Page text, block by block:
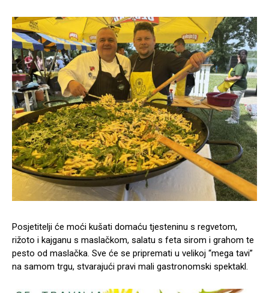
Posjetitelji će moći kušati domaću tjesteninu s regvetom,
rižoto i kajganu s maslačkom, salatu s feta sirom i grahom te
pesto od maslačka. Sve će se pripremati u velikoj “mega tavi”
na samom trgu, stvarajući pravi mali gastronomski spektakl.